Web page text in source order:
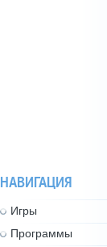
НАВИГАЦИЯ
Игры
Программы